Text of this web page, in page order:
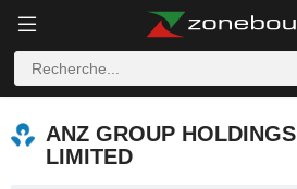
ANZ GROUP HOLDINGS
LIMITED